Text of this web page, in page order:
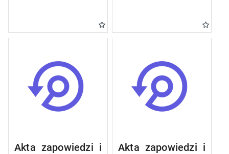
Akta zapowiedzi i
Akta zapowiedzi i